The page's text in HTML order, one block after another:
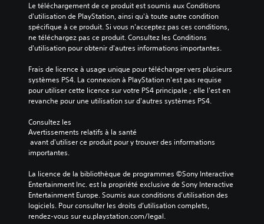
Le téléchargement de ce produit est soumis aux Conditions
d'utilisation de PlayStation, ainsi qu'à toute autre condition
spécifique à ce produit. Si vous n'acceptez pas ces conditions,
ne téléchargez pas ce produit. Consultez les Conditions
d'utilisation pour obtenir d'autres informations importantes.
Frais de licence à usage unique pour télécharger vers plusieurs
systèmes PS4. La connexion à PlayStation n'est pas requise
pour utiliser cette licence sur votre PS4 principale ; elle l'est en
revanche pour une utilisation sur d'autres systèmes PS4.
Consultez les
Avertissements relatifs à la santé
importantes.
La licence de la bibliothèque de programmes ©Sony Interactive
Entertainment Inc. est la propriété exclusive de Sony Interactive
Entertainment Europe. Soumis aux conditions d’utilisation des
logiciels. Pour consulter les droits d’utilisation complets,
rendez-vous sur eu.playstation.com/legal.